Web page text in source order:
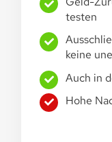
testen
keine
Auch in
Hohe